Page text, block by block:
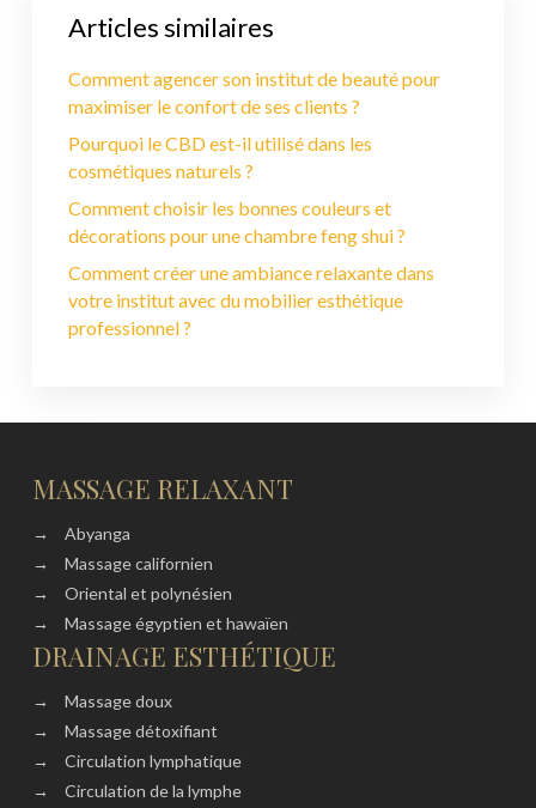
Articles similaires
Comment agencer son institut de beauté pour
maximiser le confort de ses clients ?
Pourquoi le CBD est-il utilisé dans les
cosmétiques naturels ?
Comment choisir les bonnes couleurs et
décorations pour une chambre feng shui ?
Comment créer une ambiance relaxante dans
votre institut avec du mobilier esthétique
professionnel ?
MASSAGE RELAXANT
→
Abyanga
→
Massage californien
→
Oriental et polynésien
→
Massage égyptien et hawaïen
DRAINAGE ESTHÉTIQUE
→
Massage doux
→
Massage détoxifiant
→
Circulation lymphatique
→
Circulation de la lymphe